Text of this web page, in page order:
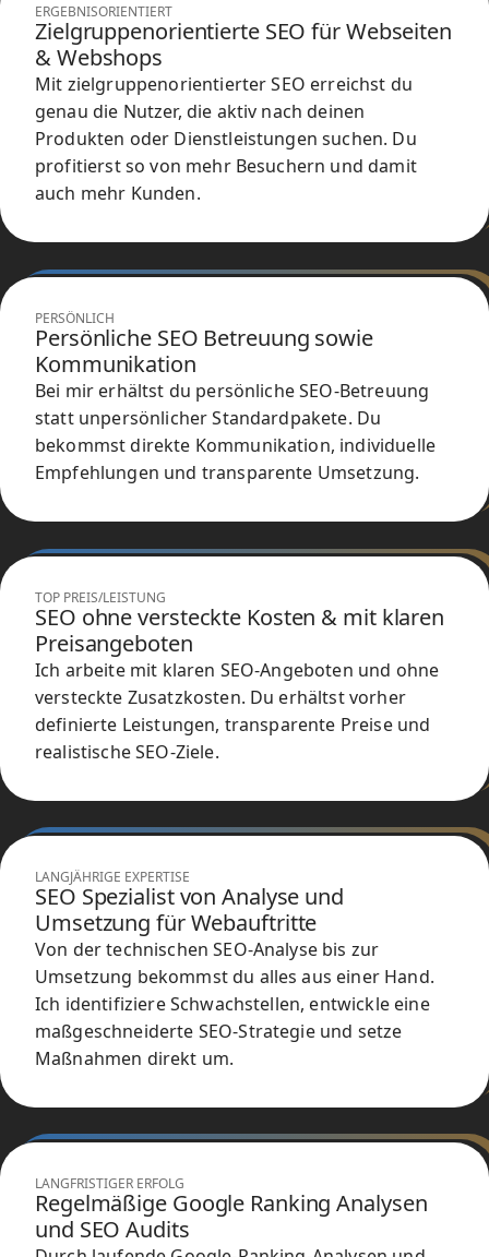
ERGEBNISORIENTIERT
Zielgruppenorientierte SEO für Webseiten
& Webshops
Mit zielgruppenorientierter SEO erreichst du
genau die Nutzer, die aktiv nach deinen
Produkten oder Dienstleistungen suchen. Du
profitierst so von mehr Besuchern und damit
auch mehr Kunden.
PERSÖNLICH
Persönliche SEO Betreuung sowie
Kommunikation
Bei mir erhältst du persönliche SEO-Betreuung
statt unpersönlicher Standardpakete. Du
bekommst direkte Kommunikation, individuelle
Empfehlungen und transparente Umsetzung.
TOP PREIS/LEISTUNG
SEO ohne versteckte Kosten & mit klaren
Preisangeboten
Ich arbeite mit klaren SEO-Angeboten und ohne
versteckte Zusatzkosten. Du erhältst vorher
definierte Leistungen, transparente Preise und
realistische SEO-Ziele.
LANGJÄHRIGE EXPERTISE
SEO Spezialist von Analyse und
Umsetzung für Webauftritte
Von der technischen SEO-Analyse bis zur
Umsetzung bekommst du alles aus einer Hand.
Ich identifiziere Schwachstellen, entwickle eine
maßgeschneiderte SEO-Strategie und setze
Maßnahmen direkt um.
LANGFRISTIGER ERFOLG
Regelmäßige Google Ranking Analysen
und SEO Audits